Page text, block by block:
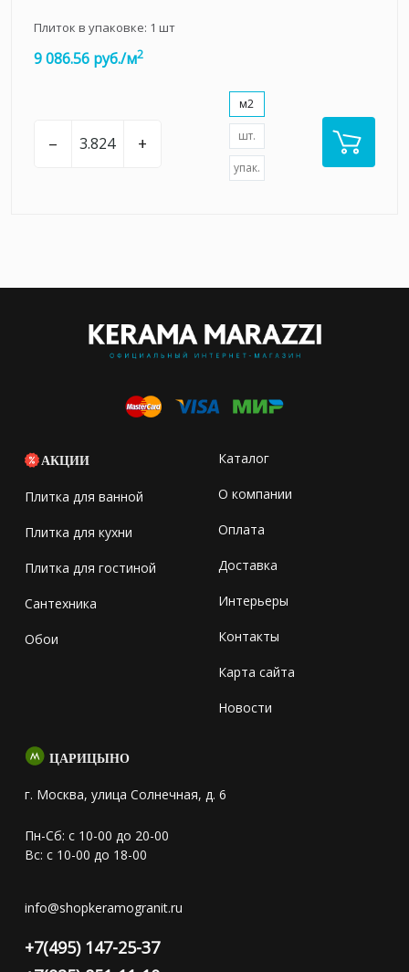
Плиток в упаковке: 1 шт
9 086.56 руб./м2
– +
м2
шт.
упак.
АКЦИИ
Плитка для ванной
Плитка для кухни
Плитка для гостиной
Сантехника
Обои
Каталог
О компании
Оплата
Доставка
Интерьеры
Контакты
Карта сайта
Новости
ЦАРИЦЫНО
г. Москва, улица Солнечная, д. 6
Пн-Сб: с 10-00 до 20-00
Вс: с 10-00 до 18-00
info@shopkeramogranit.ru
+7(495) 147-25-37